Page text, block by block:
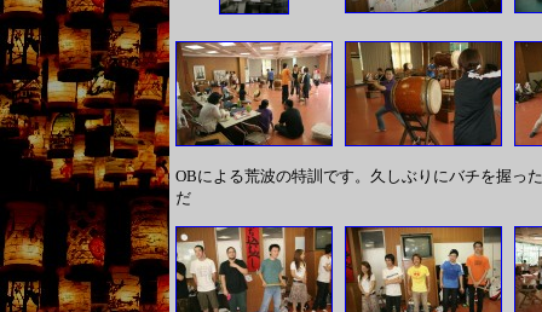
OBによる荒波の特訓です。久しぶりにバチを握っ
だ